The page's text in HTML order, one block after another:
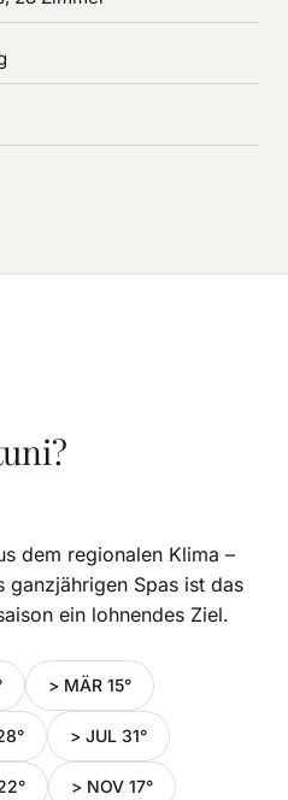
dem regionalen Klima –
ganzjährigen Spas ist das
ein lohnendes Ziel.
> MÄR 15°
> JUL 31°
> NOV 17°